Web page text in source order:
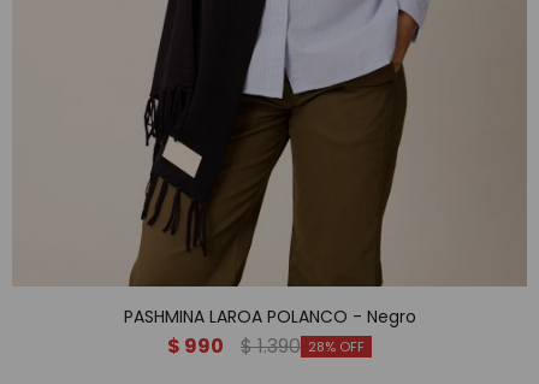
PASHMINA LAROA POLANCO - Negro
$ 990 $1.390 28